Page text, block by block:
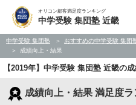
オリコン顧客満足度ランキング
中学受験 集団塾 近畿
中学受験 集団塾 おすすめの中学受験 集団
成績向上・結果
【2019年】中学受験 集団塾 近畿の
成績向上・結果 満足度